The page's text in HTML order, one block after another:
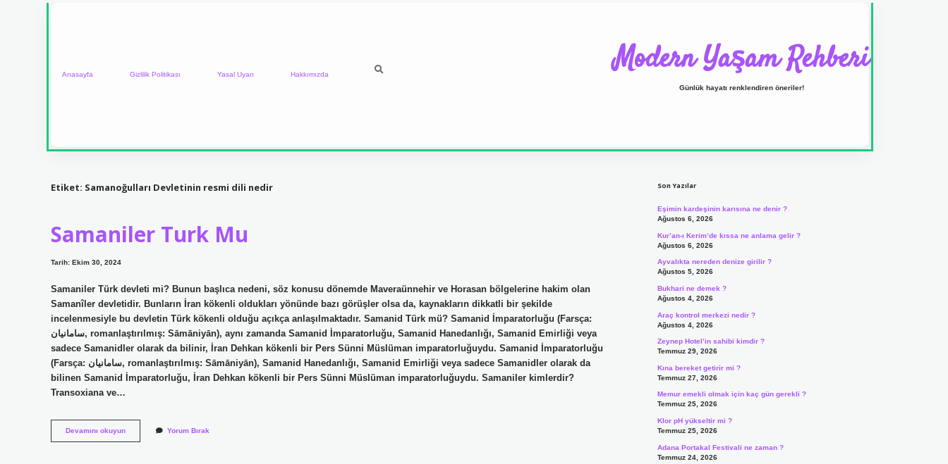
Anasayfa Gizlilik Politikası Yasal Uyarı Hakkımızda Modern Yaşam Rehberi
Günlük hayatı renklendiren öneriler!
Etiket: Samanoğulları Devletinin resmi dili nedir
Samaniler Turk Mu
Tarih: Ekim 30, 2024
Samaniler Türk devleti mi? Bunun başlıca nedeni, söz konusu dönemde Maveraünnehir ve Horasan bölgelerine hakim olan
Samanîler devletidir. Bunların İran kökenli oldukları yönünde bazı görüşler olsa da, kaynakların dikkatli bir şekilde
incelenmesiyle bu devletin Türk kökenli olduğu açıkça anlaşılmaktadır. Samanid Türk mü? Samanid İmparatorluğu (Farsça:
سامانیان, romanlaştırılmış: Sāmāniyān), aynı zamanda Samanid İmparatorluğu, Samanid Hanedanlığı, Samanid Emirliği veya
sadece Samanidler olarak da bilinir, İran Dehkan kökenli bir Pers Sünni Müslüman imparatorluğuydu. Samanid İmparatorluğu
(Farsça: سامانیان, romanlaştırılmış: Sāmāniyān), Samanid Hanedanlığı, Samanid Emirliği veya sadece Samanidler olarak da
bilinen Samanid İmparatorluğu, İran Dehkan kökenli bir Pers Sünni Müslüman imparatorluğuydu. Samaniler kimlerdir?
Transoxiana ve…
Devamını okuyunSamaniler
Turk
Yorum Bırak
Son Yazılar
Eşimin kardeşinin karısına ne denir ?
Ağustos 6, 2026
Kur’an-ı Kerim’de kıssa ne anlama gelir ?
Ağustos 6, 2026
Ayvalıkta nereden denize girilir ?
Ağustos 5, 2026
Bukhari ne demek ?
Ağustos 4, 2026
Araç kontrol merkezi nedir ?
Ağustos 4, 2026
Zeynep Hotel’in sahibi kimdir ?
Temmuz 29, 2026
Kına bereket getirir mi ?
Temmuz 27, 2026
Memur emekli olmak için kaç gün gerekli ?
Temmuz 25, 2026
Klor pH yükseltir mi ?
Temmuz 25, 2026
Adana Portakal Festivali ne zaman ?
Temmuz 24, 2026
ilbet yeni giriş adresi